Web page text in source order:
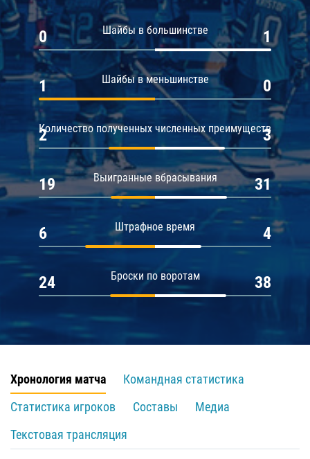
Шайбы в большинстве
0 1
Шайбы в меньшинстве
1 0
Количество полученных численных преимуществ
2 3
Выигранные вбрасывания
19 31
Штрафное время
6 4
Броски по воротам
24 38
Хронология матча
Командная статистика
Статистика игроков
Составы
Медиа
Текстовая трансляция